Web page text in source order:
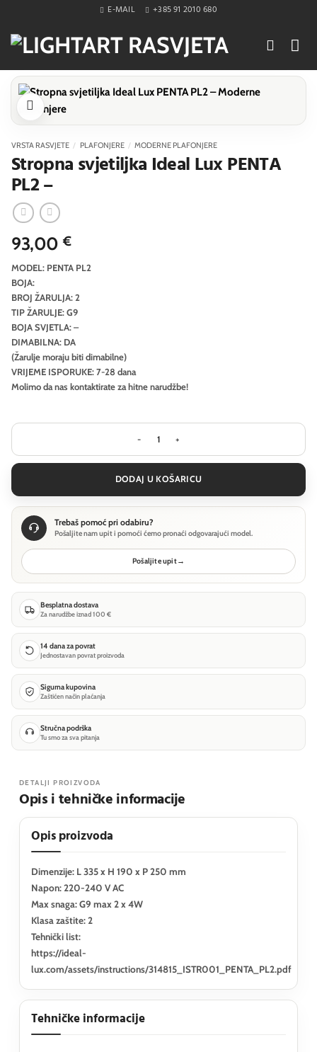
content
E-MAIL +385 91 2010 680
VRSTA RASVJETE / PLAFONJERE / MODERNE PLAFONJERE
Stropna svjetiljka Ideal Lux PENTA
PL2 –
93,00 €
MODEL: PENTA PL2
BOJA:
BROJ ŽARULJA: 2
TIP ŽARULJE: G9
BOJA SVJETLA: –
DIMABILNA: DA
(Žarulje moraju biti dimabilne)
VRIJEME ISPORUKE: 7-28 dana
Molimo da nas kontaktirate za hitne narudžbe!
Stropna svjetiljka Ideal Lux PENTA
DODAJ U KOŠARICU
Trebaš pomoć pri odabiru?
Pošaljite nam upit i pomoći ćemo pronaći odgovarajući model.
Pošaljite upit→
Besplatna dostava
Za narudžbe iznad 100 €
14 dana za povrat
Jednostavan povrat proizvoda
Sigurna kupovina
Zaštićen način plaćanja
Stručna podrška
Tu smo za sva pitanja
DETALJI PROIZVODA
Opis i tehničke informacije
Opis proizvoda
Dimenzije: L 335 x H 190 x P 250 mm
Napon: 220-240 V AC
Max snaga: G9 max 2 x 4W
Klasa zaštite: 2
Tehnički list:
https://ideal-
lux.com/assets/instructions/314815_ISTR001_PENTA_PL2.pdf
Tehničke informacije